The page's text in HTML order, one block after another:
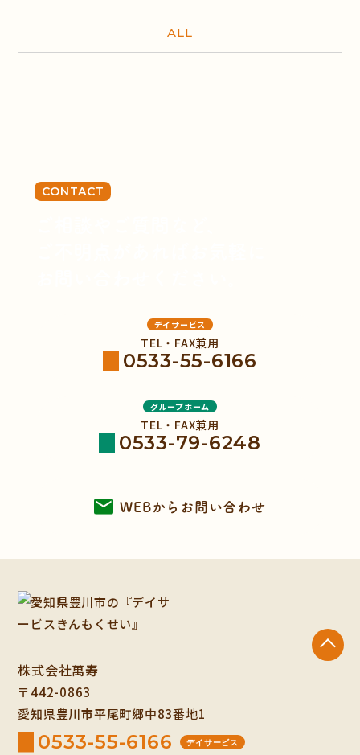
ALL
CONTACT
デイサービス
TEL・FAX兼用
0533-55-6166
グループホーム
TEL・FAX兼用
0533-79-6248
WEBからお問い合わせ
株式会社萬寿
〒442-0863
愛知県豊川市平尾町郷中83番地1
0533-55-6166 デイサービス